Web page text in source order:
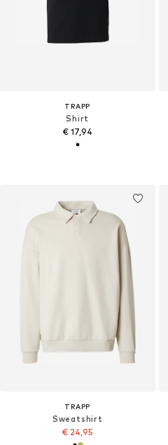
TRAPP
Shirt
€ 17,94
TRAPP
Sweatshirt
€ 24,95